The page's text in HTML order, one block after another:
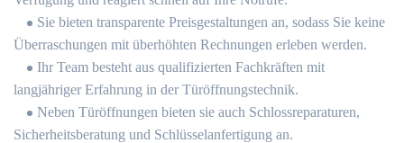
Sie bieten transparente Preisgestaltungen an, sodass Sie keine
Überraschungen mit überhöhten Rechnungen erleben werden.​
Ihr Team besteht aus qualifizierten Fachkräften mit
langjähriger Erfahrung in der Türöffnungstechnik.​
Neben Türöffnungen bieten sie auch Schlossreparaturen,
Sicherheitsberatung und Schlüsselanfertigung an.